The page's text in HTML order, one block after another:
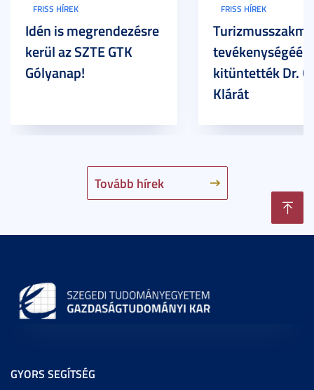
Tovább hírek
FRISS HÍREK
Idén is megrendezésre
kerül az SZTE GTK
Gólyanap!
FRISS HÍREK
tevékenységéért
kitüntették Dr.
Klárát
GYORS SEGÍTSÉG